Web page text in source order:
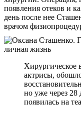
появления отеков и
день после нее
врачом
Хирургическое
актрисы,
но уже через 28
появилась на